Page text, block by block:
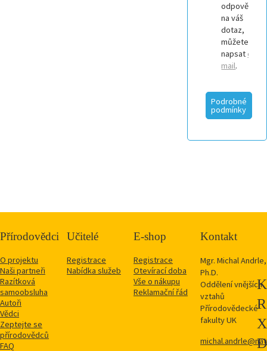
odpověď
na váš
dotaz,
můžete nám
napsat e-
mail.
Podrobné
podmínky
Přírodovědci
O projektu
Naši partneři
Razítková
samoobsluha
Autoři
Vědci
Zeptejte se
přírodovědců
FAQ
Učitelé
Registrace
Nabídka služeb
E-shop
Registrace
Otevírací doba
Vše o nákupu
Reklamační řád
Kontakt
Mgr. Michal Andrle,
Ph.D.
Oddělení vnějších
vztahů
Přírodovědecké
fakulty UK